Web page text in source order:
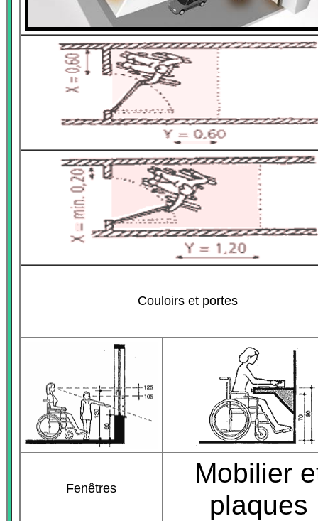
Couloirs et portes
Fenêtres
Mobilier
plaques